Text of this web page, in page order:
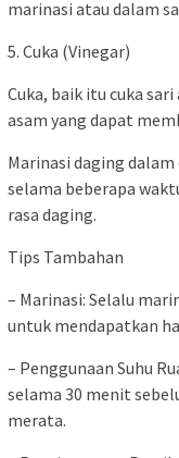
marinasi atau dalam
5. Cuka (Vinegar)
Cuka, baik itu cuka
asam yang dapat
Marinasi daging
selama beberapa
rasa daging.
Tips Tambahan
– Marinasi: Selalu
untuk mendapatkan
– Penggunaan Suhu
selama 30 menit
merata.